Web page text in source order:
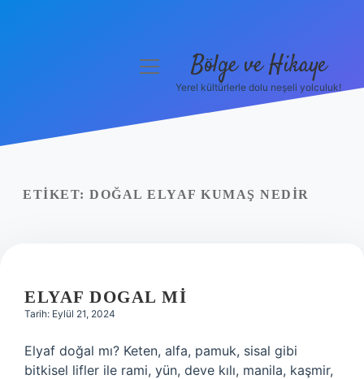
Yasal Uyarı
menüyü
Bölge ve Hikaye
Yerel kültürlerle dolu neşeli yolculuk!
ETIKET: DOĞAL ELYAF KUMAŞ NEDIR
ELYAF DOGAL MI
Tarih: Eylül 21, 2024
Elyaf doğal mı? Keten, alfa, pamuk, sisal gibi
bitkisel lifler ile rami, yün, deve kılı, manila, kaşmir,